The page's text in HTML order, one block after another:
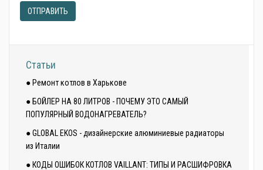
ОТПРАВИТЬ
Статьи
● Ремонт котлов в Харькове
● БОЙЛЕР НА 80 ЛИТРОВ - ПОЧЕМУ ЭТО САМЫЙ
ПОПУЛЯРНЫЙ ВОДОНАГРЕВАТЕЛЬ?
● GLOBAL EKOS - дизайнерские алюминиевые радиаторы
из Италии
● КОДЫ ОШИБОК КОТЛОВ VAILLANT: ТИПЫ И РАСШИФРОВКА